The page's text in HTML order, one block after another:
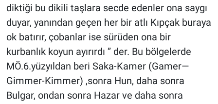
diktiği bu dikili taşlara secde edenler ona saygı
duyar, yanından geçen her bir atlı Kıpçak buraya
ok batırır, çobanlar ise sürüden ona bir
kurbanlık koyun ayırırdı ” der. Bu bölgelerde
MÖ.6.yüzyıldan beri Saka-Kamer (Gamer—
Gimmer-Kimmer) ,sonra Hun, daha sonra
Bulgar, ondan sonra Hazar ve daha sonra